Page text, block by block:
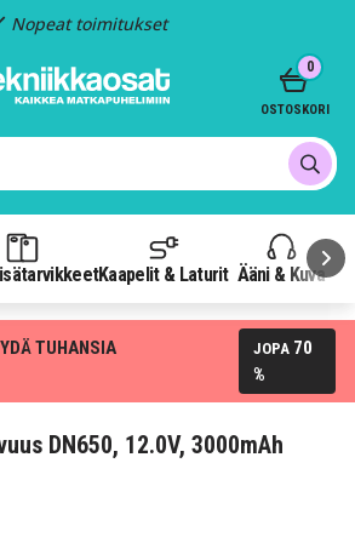
Nopeat toimitukset
Kaapelit & Laturit Ääni & Kuva
0
OSTOSKORI
TUHANSIA
JOPA 70
%
DN650, 12.0V, 3000mAh